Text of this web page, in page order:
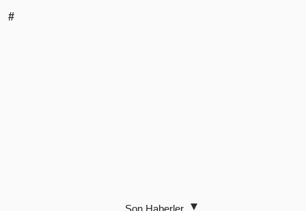
#
Son Haberler